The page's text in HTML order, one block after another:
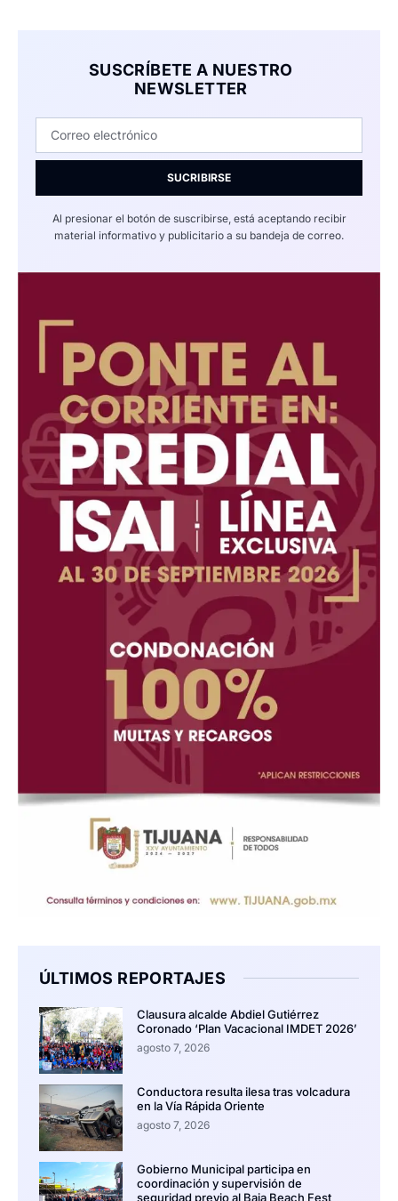
SUSCRÍBETE A NUESTRO
NEWSLETTER
SUCRIBIRSE
Al presionar el botón de suscribirse, está aceptando recibir
material informativo y publicitario a su bandeja de correo.
ÚLTIMOS REPORTAJES
Clausura alcalde Abdiel Gutiérrez
Coronado ‘Plan Vacacional IMDET 2026’
agosto 7, 2026
Conductora resulta ilesa tras volcadura
en la Vía Rápida Oriente
agosto 7, 2026
Gobierno Municipal participa en
coordinación y supervisión de
seguridad previo al Baja Beach Fest